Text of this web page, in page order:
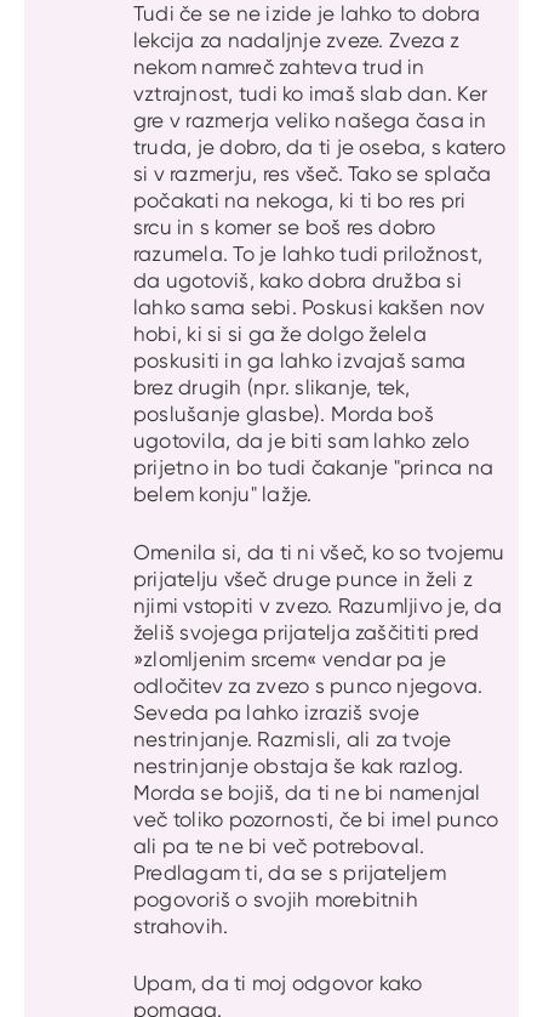
Tudi če se ne izide je lahko to dobra
lekcija za nadaljnje zveze. Zveza z
nekom namreč zahteva trud in
vztrajnost, tudi ko imaš slab dan. Ker
gre v razmerja veliko našega časa in
truda, je dobro, da ti je oseba, s katero
si v razmerju, res všeč. Tako se splača
počakati na nekoga, ki ti bo res pri
srcu in s komer se boš res dobro
razumela. To je lahko tudi priložnost,
da ugotoviš, kako dobra družba si
lahko sama sebi. Poskusi kakšen nov
hobi, ki si si ga že dolgo želela
poskusiti in ga lahko izvajaš sama
brez drugih (npr. slikanje, tek,
poslušanje glasbe). Morda boš
ugotovila, da je biti sam lahko zelo
prijetno in bo tudi čakanje "princa na
belem konju" lažje.
Omenila si, da ti ni všeč, ko so tvojemu
prijatelju všeč druge punce in želi z
njimi vstopiti v zvezo. Razumljivo je, da
želiš svojega prijatelja zaščititi pred
»zlomljenim srcem« vendar pa je
odločitev za zvezo s punco njegova.
Seveda pa lahko izraziš svoje
nestrinjanje. Razmisli, ali za tvoje
nestrinjanje obstaja še kak razlog.
Morda se bojiš, da ti ne bi namenjal
več toliko pozornosti, če bi imel punco
ali pa te ne bi več potreboval.
Predlagam ti, da se s prijateljem
pogovoriš o svojih morebitnih
strahovih.
Upam, da ti moj odgovor kako
pomaga.